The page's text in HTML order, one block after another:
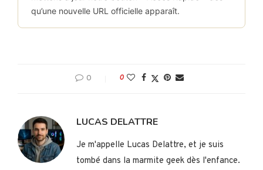
qu’une nouvelle URL officielle apparaît.
0 0
LUCAS DELATTRE
Je m'appelle Lucas Delattre, et je suis
tombé dans la marmite geek dès l'enfance.